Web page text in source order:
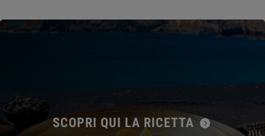
SCOPRI QUI LA RICETTA